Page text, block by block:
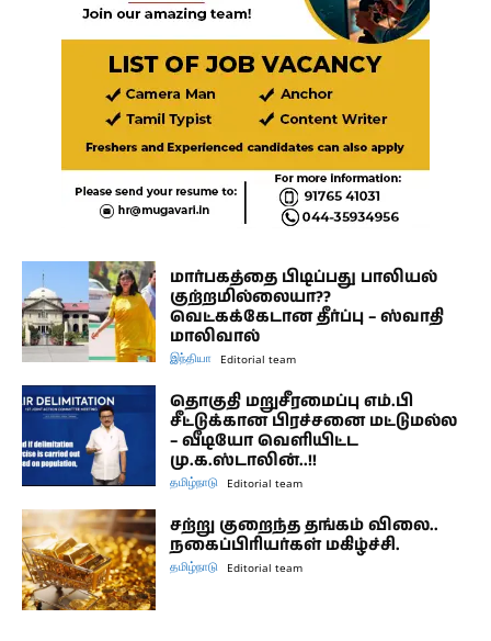
மார்பகத்தை பிடிப்பது பாலியல்
குற்றமில்லையா??
வெட்கக்கேடான தீர்ப்பு – ஸ்வாதி
மாலிவால்
இந்தியா Editorial team
தொகுதி மறுசீரமைப்பு எம்.பி
சீட்டுக்கான பிரச்சனை மட்டுமல்ல
– வீடியோ வெளியிட்ட
மு.க.ஸ்டாலின்..!!
தமிழ்நாடு Editorial team
சற்று குறைந்த தங்கம் விலை..
நகைப்பிரியர்கள் மகிழ்ச்சி.
தமிழ்நாடு Editorial team